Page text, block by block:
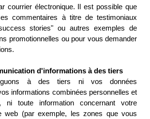
courrier électronique. Il est possible que
commentaires à titre de testimoniaux
stories" ou autres exemples de
promotionnelles ou pour vous demander
d'informations à des tiers
à des tiers ni vos données
informations combinées personnelles et
ni toute information concernant votre
web (par exemple, les zones que vous